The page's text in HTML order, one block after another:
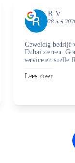
R V
28 mei
Geweldig bedrijf
Dubai sterren.
service en snelle
Lees meer